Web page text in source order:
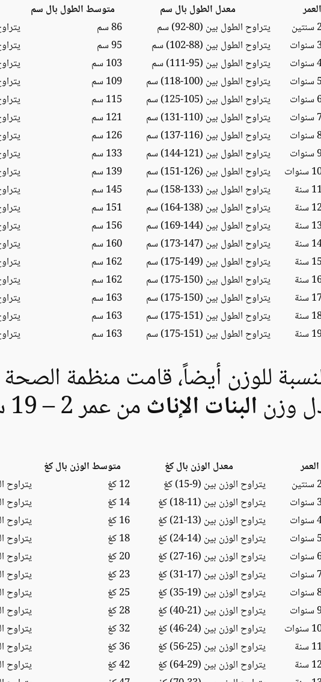
العمر معدل الطول بال سم متوسط الطول بال سم
يتراوح الطول بين (80-92) سم 86 سم يتراوح
يتراوح الطول بين (88-102) سم 95 سم يتراوح
يتراوح الطول بين (95-111) سم 103 سم يتراوح
يتراوح الطول بين (100-118) سم 109 سم
يتراوح الطول بين (105-125) سم 115 سم يتراوح
يتراوح الطول بين (110-131) سم 121 سم يتراوح
يتراوح الطول بين (116-137) سم 126 سم يتراوح
يتراوح الطول بين (121-144) سم 133 سم يتراوح
يتراوح الطول بين (126-151) سم 139 سم يتراوح
يتراوح الطول بين (133-158) سم 145 سم يتراوح
يتراوح الطول بين (138-164) سم 151 سم يتراوح
يتراوح الطول بين (144-169) سم 156 سم يتراوح
يتراوح الطول بين (147-173) سم 160 سم يتراوح
يتراوح الطول بين (149-175) سم 162 سم يتراوح
يتراوح الطول بين (150-175) سم 162 سم يتراوح
يتراوح الطول بين (150-175) سم 163 سم يتراوح
يتراوح الطول بين (151-175) سم 163 سم يتراوح
يتراوح الطول بين (151-175) سم 163 سم يتراوح
للوزن أيضاً، قامت منظمة
وزنالبنات الإناثمن عمر 2 – 19 سنة و الذي يتمثل ما يلي:
العمر معدل الوزن بال كغ متوسط الوزن بال كغ
يتراوح الوزن بين (9-15) كغ 12 كغ يتراوح الوزن
يتراوح الوزن بين (11-18) كغ 14 كغ يتراوح الوزن
يتراوح الوزن بين (13-21) كغ 16 كغ يتراوح الوزن
يتراوح الوزن بين (14-24) كغ 18 كغ يتراوح الوزن
يتراوح الوزن بين (16-27) كغ 20 كغ يتراوح الوزن
يتراوح الوزن بين (17-31) كغ 23 كغ يتراوح الوزن
يتراوح الوزن بين (19-35) كغ 25 كغ يتراوح الوزن
يتراوح الوزن بين (21-40) كغ 28 كغ يتراوح الوزن
يتراوح الوزن بين (24-46) كغ 32 كغ يتراوح الوزن
يتراوح الوزن بين (25-56) كغ 36 كغ يتراوح الوزن
يتراوح الوزن بين (29-64) كغ 42 كغ يتراوح الوزن